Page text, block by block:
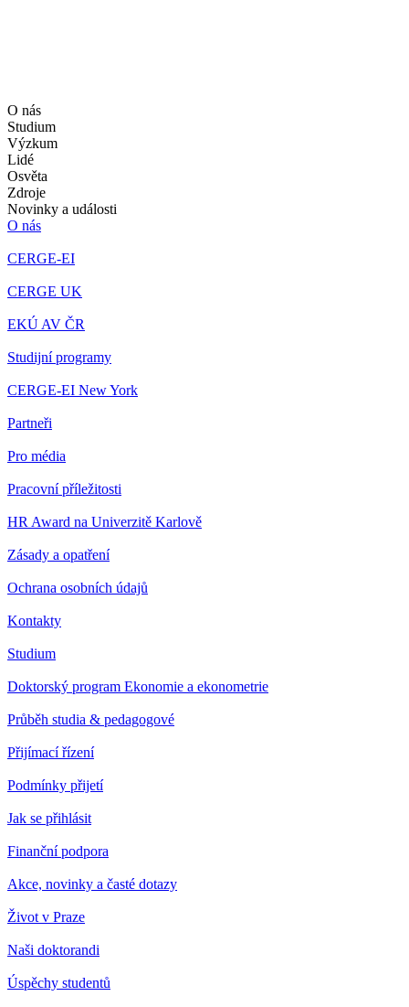
O nás
Studium
Výzkum
Lidé
Osvěta
Zdroje
Novinky a události
O nás
CERGE-EI
CERGE UK
EKÚ AV ČR
Studijní programy
CERGE-EI New York
Partneři
Pro média
Pracovní příležitosti
HR Award na Univerzitě Karlově
Zásady a opatření
Ochrana osobních údajů
Kontakty
Studium
Doktorský program Ekonomie a ekonometrie
Průběh studia & pedagogové
Přijímací řízení
Podmínky přijetí
Jak se přihlásit
Finanční podpora
Akce, novinky a časté dotazy
Život v Praze
Naši doktorandi
Úspěchy studentů